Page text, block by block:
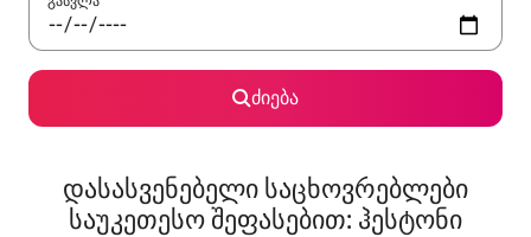
ძიება
დასასვენებელი საცხოვრებლები
საუკეთესო შეფასებით: ჰესტონი